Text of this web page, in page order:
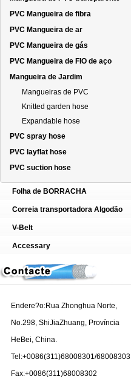
PVC Mangueira de fibra
PVC Mangueira de ar
PVC Mangueira de gás
PVC Mangueira de FIO de aço
Mangueira de Jardim
Mangueiras de PVC
Knitted garden hose
Expandable hose
PVC spray hose
PVC layflat hose
PVC suction hose
Folha de BORRACHA
Correia transportadora Algodão
V-Belt
Accessary
Endere?o:Rua Zhonghua Norte,
No.298, ShiJiaZhuang, Província
HeBei, China.
Tel:+0086(311)68008301/68008303
Fax:+0086(311)68008302